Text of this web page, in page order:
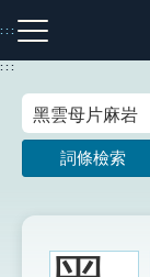
到
主
:::
注音索引圖示
:::
詞條檢索